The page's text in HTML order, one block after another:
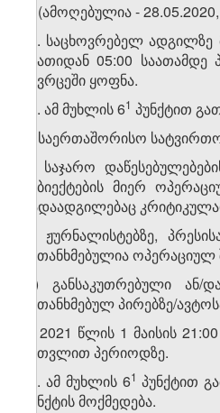
(ამოღებულია -
. საცხოვრებელ ადგილზე
საათიდან 05:00
სივრცეში ყოფნა.
. ამ მუხლის 6​1 პუნქტით
ა) საერთაშორისო
ბ) საჯარო
სუბიექტების მიერ
გადაადგილებაც
გ) ჟურნალისტებზე,
შეთანხმებულია ოპერაციულ
დ) განსაკუთრებული ან/
შეთანხმებულ პირებზე/
ე) 2021 წლის 1 მაისის
ჩათვლით პერიოდზე.
. ამ მუხლის 6​1 პუნქტით
პუნქტის მოქმედება.